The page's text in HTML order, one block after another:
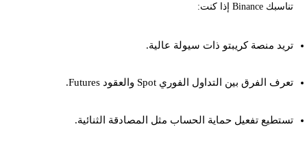
تناسبك Binance إذا كنت:
تريد منصة كريبتو ذات سيولة عالية.
تعرف الفرق بين التداول الفوري Spot والعقود Futures.
تستطيع تفعيل حماية الحساب مثل المصادقة الثنائية.